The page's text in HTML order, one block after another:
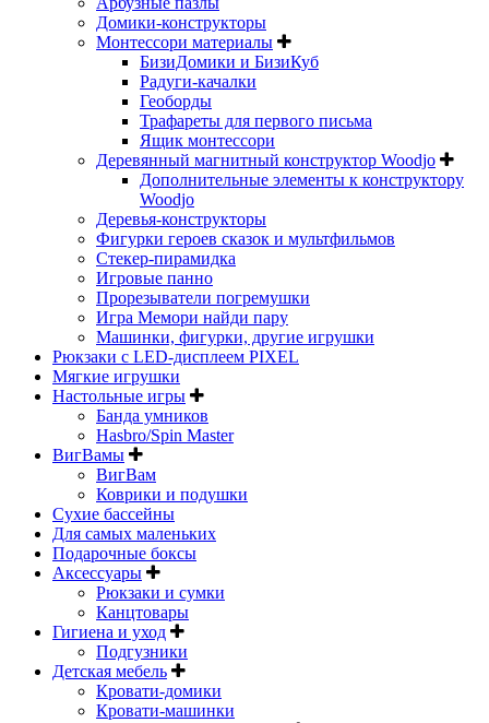
Домики-конструкторы
Монтессори материалы
БизиДомики и БизиКуб
Радуги-качалки
Геоборды
Трафареты для первого письма
Ящик монтессори
Деревянный магнитный конструктор Woodjo
Дополнительные элементы к конструктору
Woodjo
Деревья-конструкторы
Фигурки героев сказок и мультфильмов
Стекер-пирамидка
Игровые панно
Прорезыватели погремушки
Игра Мемори найди пару
Машинки, фигурки, другие игрушки
Рюкзаки с LED-дисплеем PIXEL
Мягкие игрушки
Настольные игры
Банда умников
Hasbro/Spin Master
ВигВамы
ВигВам
Коврики и подушки
Сухие бассейны
Для самых маленьких
Подарочные боксы
Аксессуары
Рюкзаки и сумки
Канцтовары
Гигиена и уход
Подгузники
Детская мебель
Кровати-домики
Кровати-машинки